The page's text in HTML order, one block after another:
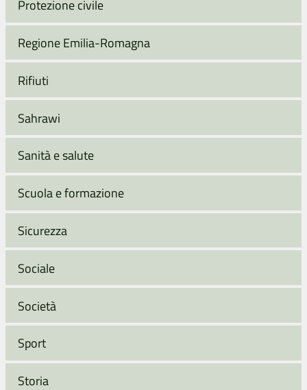
Protezione civile
Regione Emilia-Romagna
Rifiuti
Sahrawi
Sanità e salute
Scuola e formazione
Sicurezza
Sociale
Società
Sport
Storia